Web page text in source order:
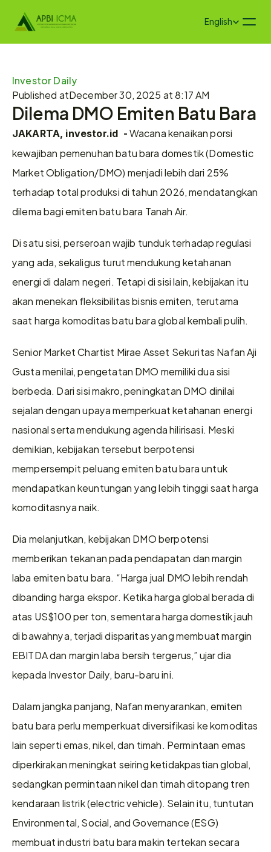
Select Language
English
Investor Daily
Published atDecember 30, 2025 at 8:17 AM
Dilema DMO Emiten Batu Bara
JAKARTA, investor.id  - Wacana kenaikan porsi
kewajiban pemenuhan batu bara domestik (Domestic
Market Obligation/DMO) menjadi lebih dari 25%
terhadap total produksi di tahun 2026, mendatangkan
dilema bagi emiten batu bara Tanah Air.
Di satu sisi, perseroan wajib tunduk terhadap regulasi
yang ada, sekaligus turut mendukung ketahanan
energi di dalam negeri. Tetapi di sisi lain, kebijakan itu
akan menekan fleksibilitas bisnis emiten, terutama
saat harga komoditas batu bara global kembali pulih.
Senior Market Chartist Mirae Asset Sekuritas Nafan Aji
Gusta menilai, pengetatan DMO memiliki dua sisi
berbeda. Dari sisi makro, peningkatan DMO dinilai
sejalan dengan upaya memperkuat ketahanan energi
nasional serta mendukung agenda hilirisasi. Meski
demikian, kebijakan tersebut berpotensi
mempersempit peluang emiten batu bara untuk
mendapatkan keuntungan yang lebih tinggi saat harga
komoditasnya naik.
Dia melanjutkan, kebijakan DMO berpotensi
memberikan tekanan pada pendapatan dan margin
laba emiten batu bara. “Harga jual DMO lebih rendah
dibanding harga ekspor. Ketika harga global berada di
atas US$100 per ton, sementara harga domestik jauh
di bawahnya, terjadi disparitas yang membuat margin
EBITDA dan margin laba bersih tergerus,” ujar dia
kepada Investor Daily, baru-baru ini.
Dalam jangka panjang, Nafan menyarankan, emiten
batu bara perlu memperkuat diversifikasi ke komoditas
lain seperti emas, nikel, dan timah. Permintaan emas
diperkirakan meningkat seiring ketidakpastian global,
sedangkan permintaan nikel dan timah ditopang tren
kendaraan listrik (electric vehicle). Selain itu, tuntutan
Environmental, Social, and Governance (ESG)
membuat industri batu bara makin tertekan secara